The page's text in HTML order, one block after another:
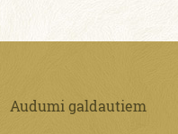
Audumi galdautiem